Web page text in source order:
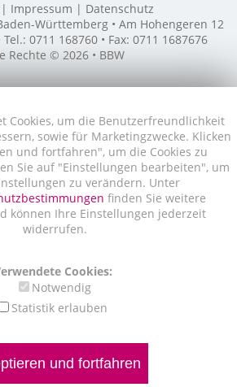
Cookies, um die Benutzerfreundlichkeit
sowie für Marketingzwecke. Klicken
und fortfahren", um die Cookies zu
Sie auf "Einstellungen bearbeiten", um
zu verändern. Unter
finden Sie weitere
können Ihre Einstellungen jederzeit
widerrufen.
Cookies:
Notwendig
Statistik erlauben
und fortfahren
Impressum
Datenschutz
Württemberg • Am Hohengeren 12
0711 168760 • Fax: 0711 1687676
Rechte © 2026 • BBW